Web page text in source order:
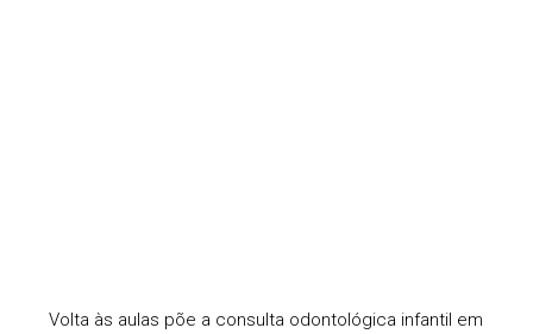
Volta às aulas põe a consulta odontológica infantil em